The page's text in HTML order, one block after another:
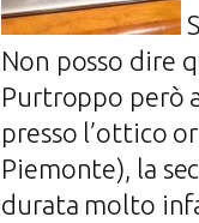
Non posso dire
Purtroppo però
presso l’ottico
Piemonte), la
durata molto